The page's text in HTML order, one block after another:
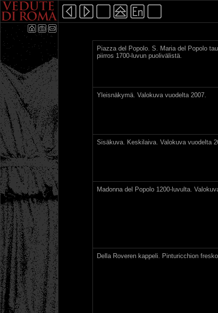
Piazza del Popolo. S. Maria del Popolo
piirros 1700-luvun puolivälistä.
Yleisnäkymä. Valokuva vuodelta 2007.
Sisäkuva. Keskilaiva. Valokuva vuodelta
Madonna del Popolo 1200-luvulta.
Della Roveren kappeli. Pinturicchion